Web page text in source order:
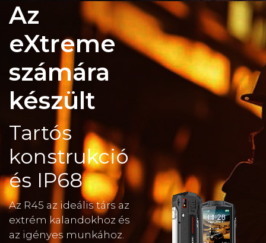
Az
eXtreme
számára
készült
Tartós
konstrukció
és IP68
Az R45 az ideális társ az
extrém kalandokhoz és
az igényes munkához.